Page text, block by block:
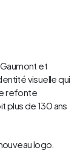
et
visuelle qui
refonte
plus de 130 ans
logo.